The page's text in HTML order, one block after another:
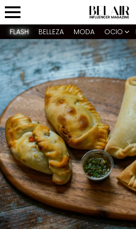
Menu
FLASH BELLEZA MODA OCIO